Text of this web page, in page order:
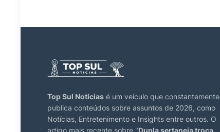
Top Sul Noticias é um veículo que constantemente
publica conteúdos sobre assuntos de 2026, como
Notícias, Entretenimento e Insights entre outros. O
artigo mais recente sobre "Dupla sertaneja troca